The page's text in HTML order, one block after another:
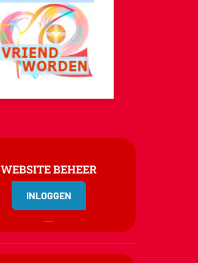
WEBSITE BEHEER
INLOGGEN